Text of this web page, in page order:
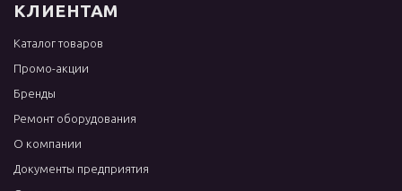
КЛИЕНТАМ
Каталог товаров
Промо-акции
Бренды
Ремонт оборудования
О компании
Документы предприятия